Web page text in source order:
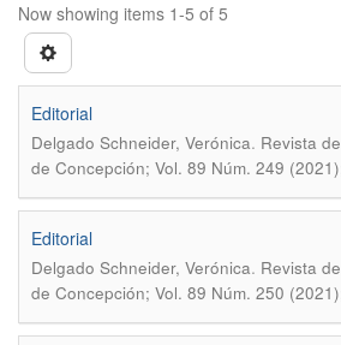
Now showing items 1-5 of 5
Editorial
Delgado Schneider, Verónica. Revista
de Concepción; Vol. 89 Núm. 249
Editorial
Delgado Schneider, Verónica. Revista
de Concepción; Vol. 89 Núm. 250